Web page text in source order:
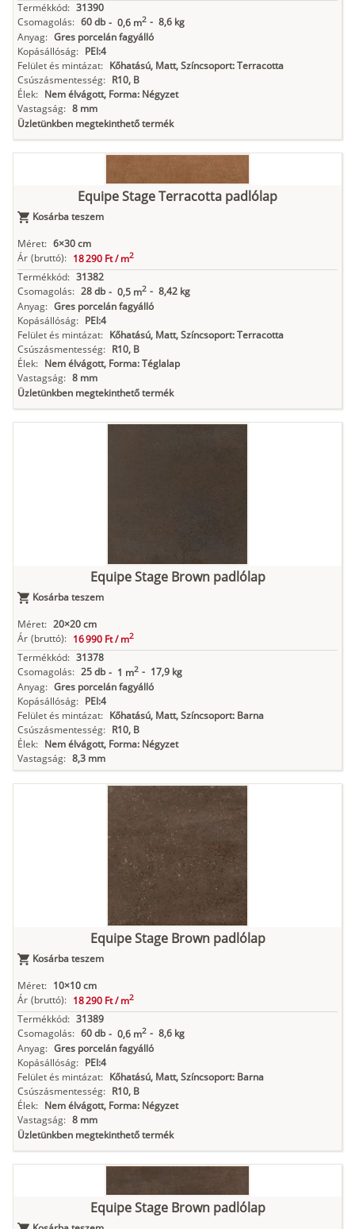
Termékkód: 31390
Csomagolás: 60 db - 0,6 m2 - 8,6 kg
Anyag: Gres porcelán fagyálló
Kopásállóság: PEI:4
Felület és mintázat: Kőhatású, Matt, Színcsoport: Terracotta
Csúszásmentesség: R10, B
Élek: Nem élvágott, Forma: Négyzet
Vastagság: 8 mm
Üzletünkben megtekinthető termék
Equipe Stage Terracotta padlólap
Kosárba teszem
Méret: 6×30 cm
Ár (bruttó): 18 290 Ft /m2
Termékkód: 31382
Csomagolás: 28 db - 0,5 m2 - 8,42 kg
Anyag: Gres porcelán fagyálló
Kopásállóság: PEI:4
Felület és mintázat: Kőhatású, Matt, Színcsoport: Terracotta
Csúszásmentesség: R10, B
Élek: Nem élvágott, Forma: Téglalap
Vastagság: 8 mm
Üzletünkben megtekinthető termék
Equipe Stage Brown padlólap
Kosárba teszem
Méret: 20×20 cm
Ár (bruttó): 16 990 Ft /m2
Termékkód: 31378
Csomagolás: 25 db - 1 m2 - 17,9 kg
Anyag: Gres porcelán fagyálló
Kopásállóság: PEI:4
Felület és mintázat: Kőhatású, Matt, Színcsoport: Barna
Csúszásmentesség: R10, B
Élek: Nem élvágott, Forma: Négyzet
Vastagság: 8,3 mm
Equipe Stage Brown padlólap
Kosárba teszem
Méret: 10×10 cm
Ár (bruttó): 18 290 Ft /m2
Termékkód: 31389
Csomagolás: 60 db - 0,6 m2 - 8,6 kg
Anyag: Gres porcelán fagyálló
Kopásállóság: PEI:4
Felület és mintázat: Kőhatású, Matt, Színcsoport: Barna
Csúszásmentesség: R10, B
Élek: Nem élvágott, Forma: Négyzet
Vastagság: 8 mm
Üzletünkben megtekinthető termék
Equipe Stage Brown padlólap